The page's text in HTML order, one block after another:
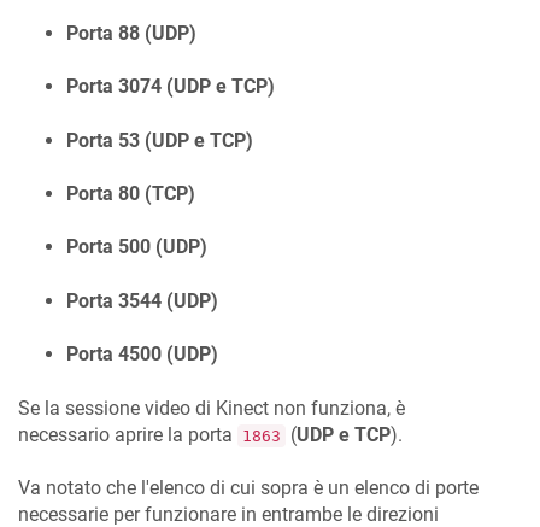
Porta 88 (UDP)
Porta 3074 (UDP e TCP)
Porta 53 (UDP e TCP)
Porta 80 (TCP)
Porta 500 (UDP)
Porta 3544 (UDP)
Porta 4500 (UDP)
Se la sessione video di Kinect non funziona, è
necessario aprire la porta
1863 (UDP e TCP).
Va notato che l'elenco di cui sopra è un elenco di porte
necessarie per funzionare in entrambe le direzioni